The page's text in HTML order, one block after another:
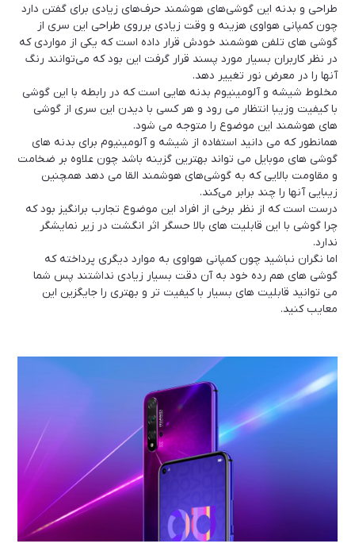
طراحی و بدنه این گوشی‌های هوشمند حرف‌های زیادی برای گفتن دارد
چون کمپانی هواوی هزینه و وقت زیادی برروی طراحی این سری از
گوشی های تلفن هوشمند خودش قرار داده است که یکی از مواردی که
در نظر کاربران بسیار مورد پسند قرار گرفت این بود که می‌توانند رنگ
آنها را در معرض نور تغییر دهد.
مخلوط شیشه و آلومینیوم بدنه هایی است که در رابطه با این گوشی
با کیفیت وزیبا انتظار می رود و هر کسی با دیدن این سری از گوشی
های هوشمند این موضوع را متوجه می شود.
همانطور که می دانید استفاده از شیشه و آلومینیوم برای بدنه های
گوشی های موبایل می تواند بهترین گزینه باشد چون علاوه بر ضخامت
و مقاومت بالایی که به گوشی‌های هوشمند القا می دهد همچنین
زیبایی آنها را چند برابر می‌کند.
درست است که از نظر برخی از افراد این موضوع تجارب برانگیز بود که
چرا گوشی با این قابلیت های بالا حسگر اثر انگشت در زیر نمایشگر
ندارد.
اما نگران نباشید چون کمپانی هواوی به موارد دیگری پرداخته که
گوشی های هم رده خود به آن دقت بسیار زیادی نداشتند پس شما
می توانید قابلیت های بسیار با کیفیت تر و بهتری را جایگزین این
معایب کنید.